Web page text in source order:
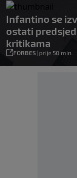
Infantino se
ostati
kritikama
FORBES| prije 50 min.